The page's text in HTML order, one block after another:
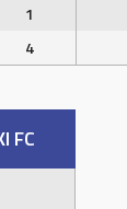
1
4
FC